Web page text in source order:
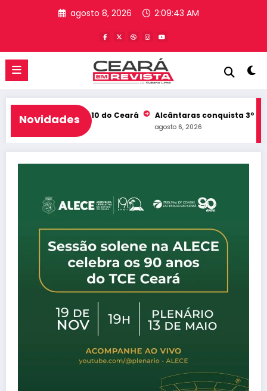
agosto 8, 2026 2:09:43 AM
Novidades
e entra no Top 10 do Ceará Alcântaras conquista 3º lugar
agosto 6, 2026